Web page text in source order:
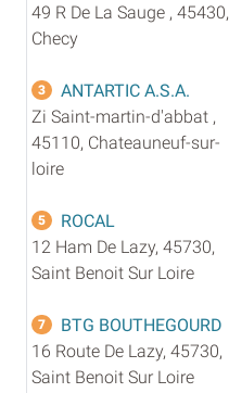
49 R De La Sauge , 45430,
Checy
3
ANTARTIC A.S.A.
Zi Saint-martin-d'abbat ,
45110, Chateauneuf-sur-
loire
5
ROCAL
12 Ham De Lazy, 45730,
Saint Benoit Sur Loire
7
BTG BOUTHEGOURD
16 Route De Lazy, 45730,
Saint Benoit Sur Loire